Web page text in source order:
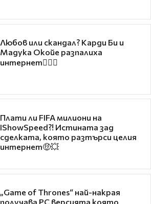
Любов или скандал? Карди Би и
Мадука Окойе разпалиха
интернет❤️‍🔥🔥
Плати ли FIFA милиони на
IShowSpeed?! Истината зад
сделката, която разтърси целия
интернет🤑💥
„Game of Thrones“ най-накрая
получава PC версията която